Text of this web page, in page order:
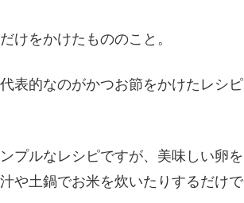
けをかけたもののこと。
表的なのがかつお節をかけたレシピ
プルなレシピですが、美味しい卵を
や土鍋でお米を炊いたりするだけで